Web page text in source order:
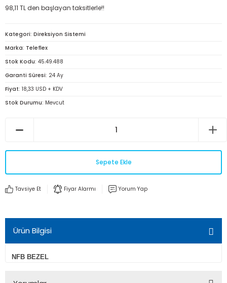
98,11 TL den başlayan taksitlerle!!
Kategori Direksiyon Sistemi
Marka Teleflex
Stok Kodu 45.49.488
Garanti Süresi 24 Ay
Fiyat 18,33 USD + KDV
Stok Durumu Mevcut
Sepete Ekle
Tavsiye Et Fiyar Alarmı Yorum Yap
Ürün Bilgisi
NFB BEZEL